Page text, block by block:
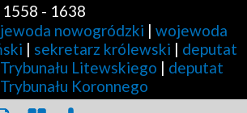
1558 - 1638
nowogródzki | wojewoda
| sekretarz królewski | deputat
Litewskiego | deputat
Koronnego